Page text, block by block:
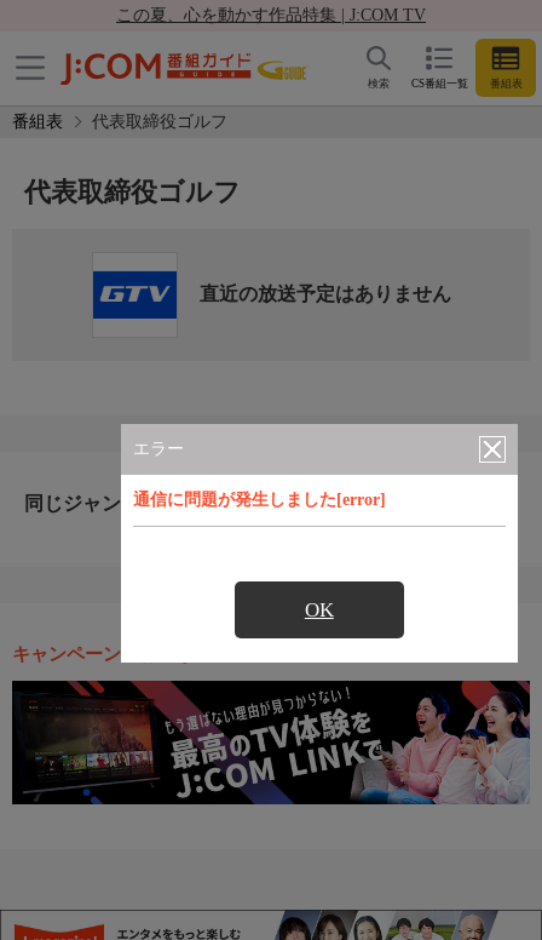
この夏、心を動かす作品特集 | J:COM TV
CS番組一覧 番組表
検索
番組表 代表取締役ゴルフ
エラー
通信に問題が発生しました[error]
OK
代表取締役ゴルフ
直近の放送予定はありません
同じジャンルのおすすめ番組
キャンペーン・お得な情報